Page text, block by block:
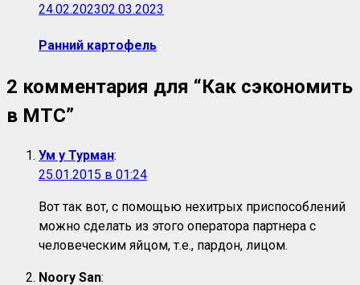
24.02.202302.03.2023
Ранний картофель
2 комментария для “Как сэкономить
в МТС”
Ум у Турман:
25.01.2015 в 01:24
Вот так вот, с помощью нехитрых приспособлений
можно сделать из этого оператора партнера с
человеческим яйцом, т.е., пардон, лицом.
Noory San: